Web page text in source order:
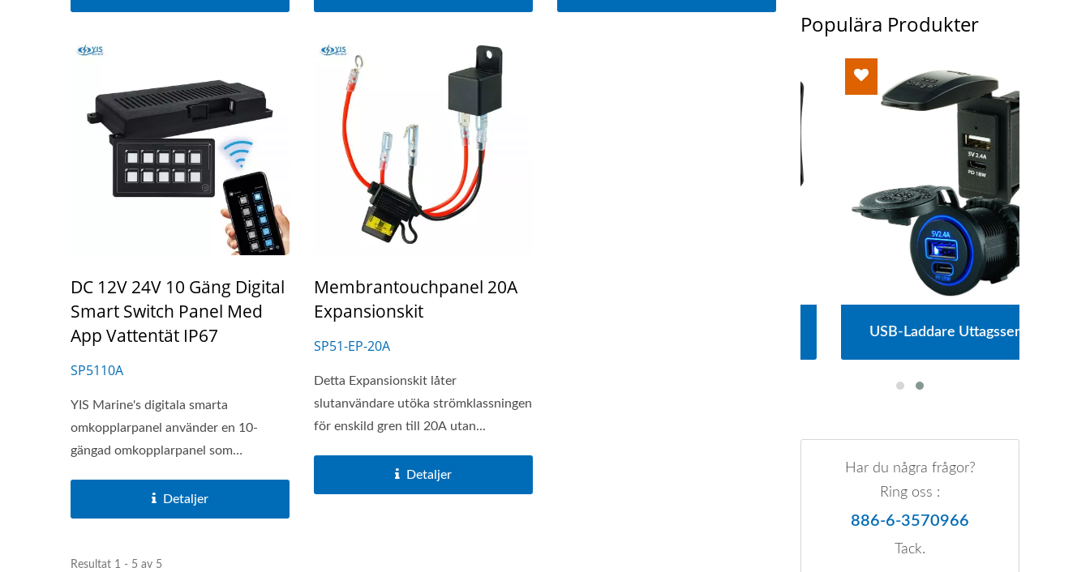
DC 12V 24V 10 Gäng Digital
Smart Switch Panel Med
App Vattentät IP67
SP5110A
YIS Marine's digitala smarta
omkopplarpanel använder en 10-
gängad omkopplarpanel som
Detaljer
Membrantouchpanel 20A
Expansionskit
SP51-EP-20A
Detta Expansionskit låter
slutanvändare utöka strömklassningen
för enskild gren till 20A utan...
Detaljer
Resultat 1 - 5 av 5
Populära Produkter
Huvudbatteribrytare Serie USB-Laddare Uttagsserie
Har du några frågor?
Ring oss :
886-6-3570966
Tack.